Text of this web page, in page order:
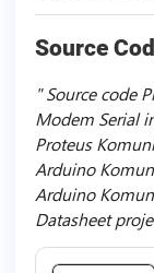
Source
Source code
Modem Serial
Proteus
Arduino
Arduino
Datasheet